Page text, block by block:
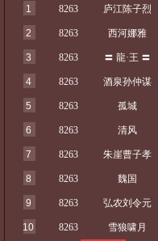
1
8263 庐江陈子烈
2 8263 西河娜雅
3 8263 〓 龍·王 〓
4 8263 酒泉孙仲谋
5 8263 孤城
6 8263 清风
7 8263 朱崖曹子孝
8 8263 魏国
9 8263 弘农刘令元
10 8263 雪狼啸月